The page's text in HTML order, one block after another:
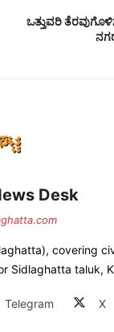
ಒತ್ತುವರಿ
Desk
covering
Sidlaghatta taluk,
Telegram X